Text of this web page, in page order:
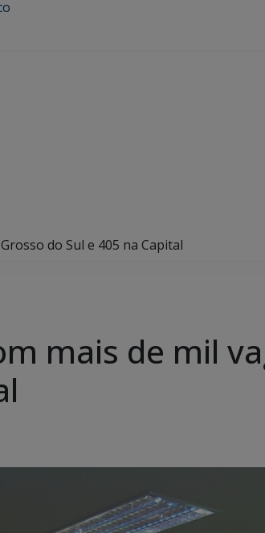
do Sul e 405 na Capital
mais de mil